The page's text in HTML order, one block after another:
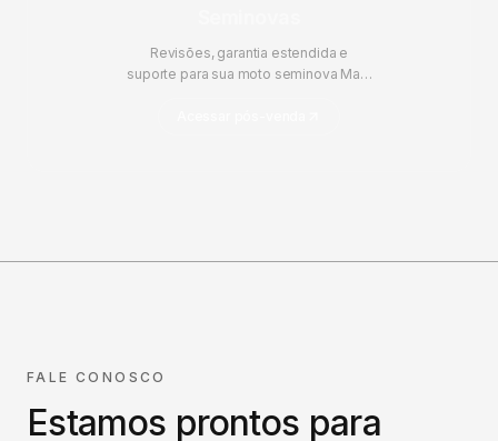
Revisões, garantia estendida e
suporte para sua moto seminova Mais
FALE CONOSCO
Estamos prontos para